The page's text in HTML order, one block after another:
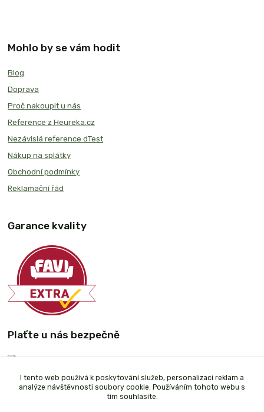
Mohlo by se vám hodit
Blog
Doprava
Proč nakoupit u nás
Reference z Heureka.cz
Nezávislá reference dTest
Nákup na splátky
Obchodní podmínky
Reklamační řád
Garance kvality
Plaťte u nás bezpečně
I tento web používá k poskytování služeb, personalizaci reklam a
analýze návštěvnosti soubory cookie. Používáním tohoto webu s
tím souhlasíte.